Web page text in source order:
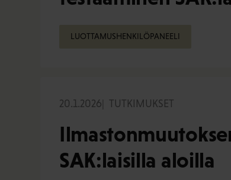
LUOTTAMUSHENKILÖPANEELI
20.1.2026 TUTKIMUKSET
SAK:laisilla aloilla